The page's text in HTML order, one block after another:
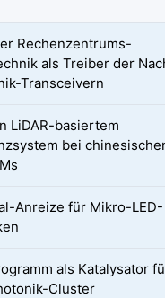
Rechenzentrums-
als Treiber der
Transceivern
LiDAR-basiertem
bei
Anreize für Mikro-LED-
als Katalysator
Cluster